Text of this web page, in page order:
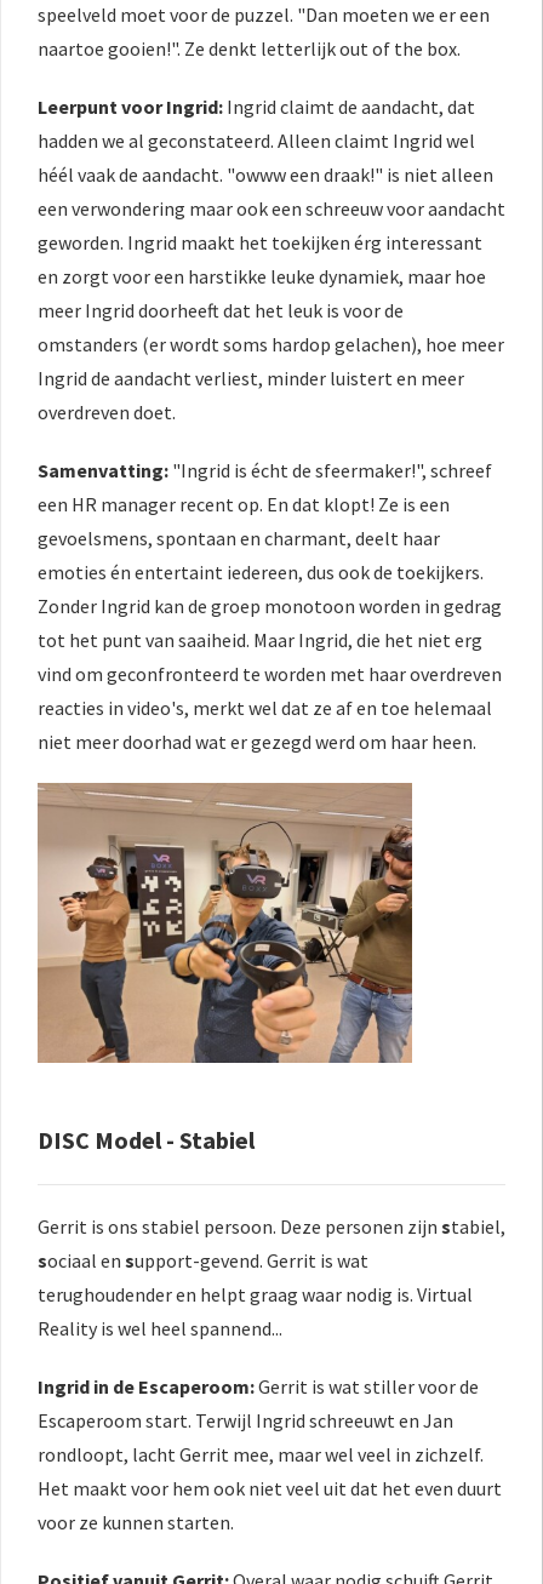
speelveld moet voor de puzzel. "Dan moeten we er een
naartoe gooien!". Ze denkt letterlijk out of the box.
Leerpunt voor Ingrid: Ingrid claimt de aandacht, dat
hadden we al geconstateerd. Alleen claimt Ingrid wel
héél vaak de aandacht. "owww een draak!" is niet alleen
een verwondering maar ook een schreeuw voor aandacht
geworden. Ingrid maakt het toekijken érg interessant
en zorgt voor een harstikke leuke dynamiek, maar hoe
meer Ingrid doorheeft dat het leuk is voor de
omstanders (er wordt soms hardop gelachen), hoe meer
Ingrid de aandacht verliest, minder luistert en meer
overdreven doet.
Samenvatting: "Ingrid is écht de sfeermaker!", schreef
een HR manager recent op. En dat klopt! Ze is een
gevoelsmens, spontaan en charmant, deelt haar
emoties én entertaint iedereen, dus ook de toekijkers.
Zonder Ingrid kan de groep monotoon worden in gedrag
tot het punt van saaiheid. Maar Ingrid, die het niet erg
vind om geconfronteerd te worden met haar overdreven
reacties in video's, merkt wel dat ze af en toe helemaal
niet meer doorhad wat er gezegd werd om haar heen.
DISC Model - Stabiel
Gerrit is ons stabiel persoon. Deze personen zijn stabiel,
sociaal en support-gevend. Gerrit is wat
terughoudender en helpt graag waar nodig is. Virtual
Reality is wel heel spannend...
Ingrid in de Escaperoom:Gerrit is wat stiller voor de
Escaperoom start. Terwijl Ingrid schreeuwt en Jan
rondloopt, lacht Gerrit mee, maar wel veel in zichzelf.
Het maakt voor hem ook niet veel uit dat het even duurt
voor ze kunnen starten.